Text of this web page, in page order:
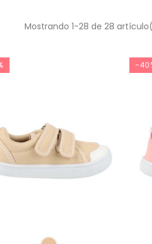
Mostrando 1-28 de 28
-